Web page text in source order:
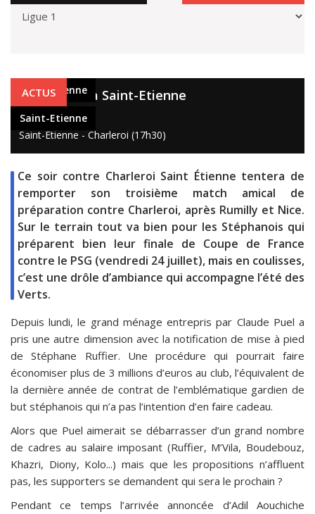
Saint-Etienne
ACTUS
Saint-Etienne
Drôle d'été à Saint-Etienne
15 juil. 2020
Saint-Etienne - Charleroi (17h30)
Ce soir contre Charleroi Saint Étienne tentera de
remporter son troisième match amical de
préparation contre Charleroi, après Rumilly et Nice.
Sur le terrain tout va bien pour les Stéphanois qui
préparent bien leur finale de Coupe de France
contre le PSG (vendredi 24 juillet), mais en coulisses,
c’est une drôle d’ambiance qui accompagne l’été des
Verts.
Depuis lundi, le grand ménage entrepris par Claude Puel a
pris une autre dimension avec la notification de mise à pied
de Stéphane Ruffier. Une procédure qui pourrait faire
économiser plus de 3 millions d’euros au club, l’équivalent de
la dernière année de contrat de l’emblématique gardien de
but stéphanois qui n’a pas l’intention d’en faire cadeau.
Alors que Puel aimerait se débarrasser d’un grand nombre
de cadres au salaire imposant (Ruffier, M’Vila, Boudebouz,
Khazri, Diony, Kolo...) mais que les propositions n’affluent
pas, les supporters se demandent qui sera le prochain ?
Pendant ce temps l’arrivée annoncée d’Adil Aouchiche